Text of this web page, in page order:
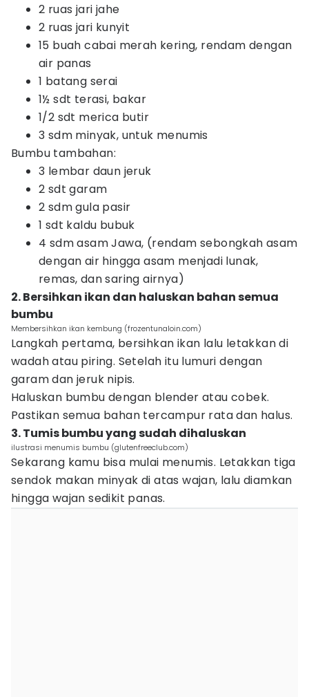
2 ruas jari jahe
2 ruas jari kunyit
15 buah cabai merah kering, rendam dengan
air panas
1 batang serai
1½ sdt terasi, bakar
1/2 sdt merica butir
3 sdm minyak, untuk menumis
Bumbu tambahan:
3 lembar daun jeruk
2 sdt garam
2 sdm gula pasir
1 sdt kaldu bubuk
4 sdm asam Jawa, (rendam sebongkah asam
dengan air hingga asam menjadi lunak,
remas, dan saring airnya)
2. Bersihkan ikan dan haluskan bahan semua
bumbu
Membersihkan ikan kembung (frozentunaloin.com)
Langkah pertama, bersihkan ikan lalu letakkan di
wadah atau piring. Setelah itu lumuri dengan
garam dan jeruk nipis.
Haluskan bumbu dengan blender atau cobek.
Pastikan semua bahan tercampur rata dan halus.
3. Tumis bumbu yang sudah dihaluskan
ilustrasi menumis bumbu (glutenfreeclub.com)
Sekarang kamu bisa mulai menumis. Letakkan tiga
sendok makan minyak di atas wajan, lalu diamkan
hingga wajan sedikit panas.